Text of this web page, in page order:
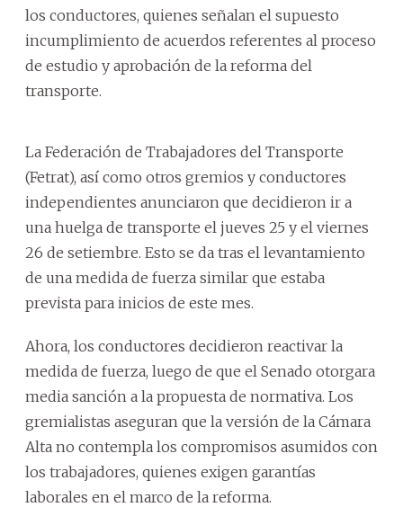
los conductores, quienes señalan el supuesto
incumplimiento de acuerdos referentes al proceso
de estudio y aprobación de la reforma del
transporte.
La Federación de Trabajadores del Transporte
(Fetrat), así como otros gremios y conductores
independientes anunciaron que decidieron ir a
una huelga de transporte el jueves 25 y el viernes
26 de setiembre. Esto se da tras el levantamiento
de una medida de fuerza similar que estaba
prevista para inicios de este mes.
Ahora, los conductores decidieron reactivar la
medida de fuerza, luego de que el Senado otorgara
media sanción a la propuesta de normativa. Los
gremialistas aseguran que la versión de la Cámara
Alta no contempla los compromisos asumidos con
los trabajadores, quienes exigen garantías
laborales en el marco de la reforma.